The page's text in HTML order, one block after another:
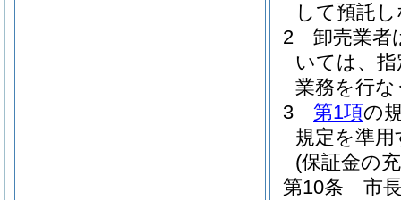
して預託
2
卸売業者
いては、
業務を行
3
第1項の
規定を準用
(保証金の
第10条
市